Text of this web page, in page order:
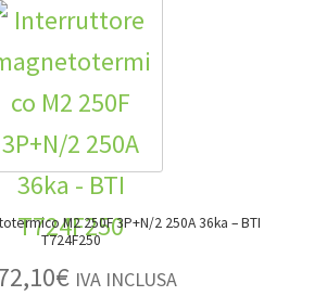
3P+N/2 250A 36ka – BTI
T724F250
€ IVA INCLUSA